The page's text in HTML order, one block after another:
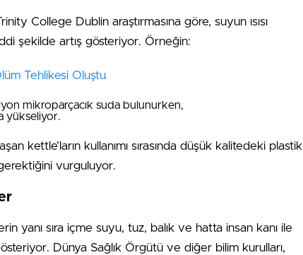
College Dublin araştırmasına göre, suyun ısısı
şekilde artış gösteriyor. Örneğin:
Tehlikesi Oluştu
mikroparçacık suda bulunurken,
yükseliyor.
kettle’ların kullanımı sırasında düşük kalitedeki plastik
vurguluyor.
yanı sıra içme suyu, tuz, balık ve hatta insan kanı ile
Dünya Sağlık Örgütü ve diğer bilim kurulları,